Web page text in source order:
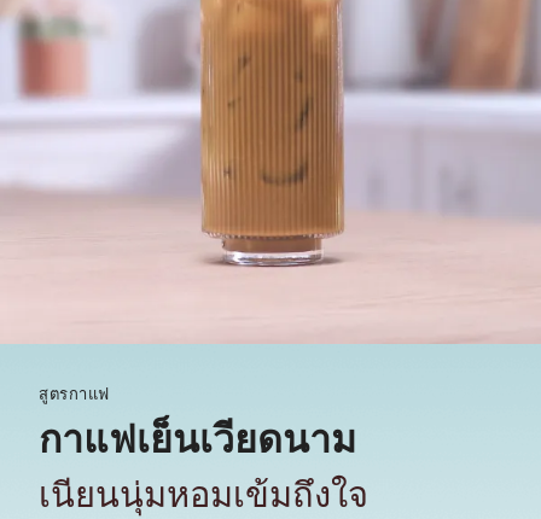
สูตรกาแฟ
กาแฟเย็นเวียดนาม
เนียนนุ่มหอมเข้มถึงใจ